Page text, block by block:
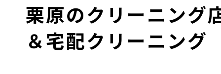
栗原のクリーニング
＆宅配クリーニング